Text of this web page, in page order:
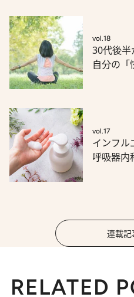
vol.18
30代後半
自分の「
vol.17
インフル
呼吸器内
連載記
RELATED